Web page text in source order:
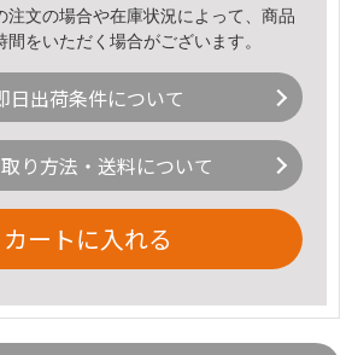
文の場合や在庫状況によって、商品
間をいただく場合がございます。
日出荷条件について
り方法・送料について
カートに入れる